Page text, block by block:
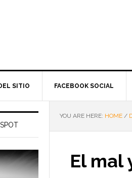
SITIO FACEBOOK SOCIAL
YOU ARE HERE: HOME /
El mal